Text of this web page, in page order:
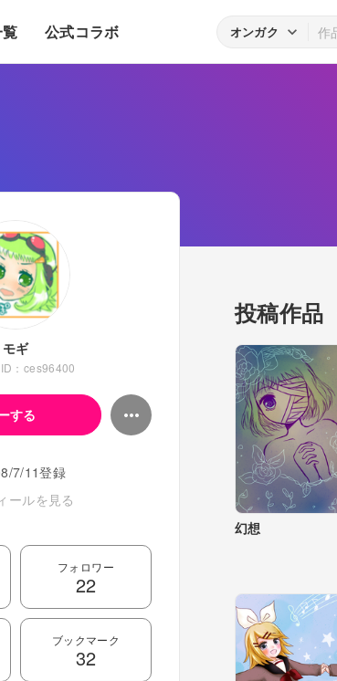
ル
公式コラボ オンガク
モギ
：ces96400
する
7/11登録
ールを見る
フォロワー
22
ブックマーク
32
投稿作品
幻想